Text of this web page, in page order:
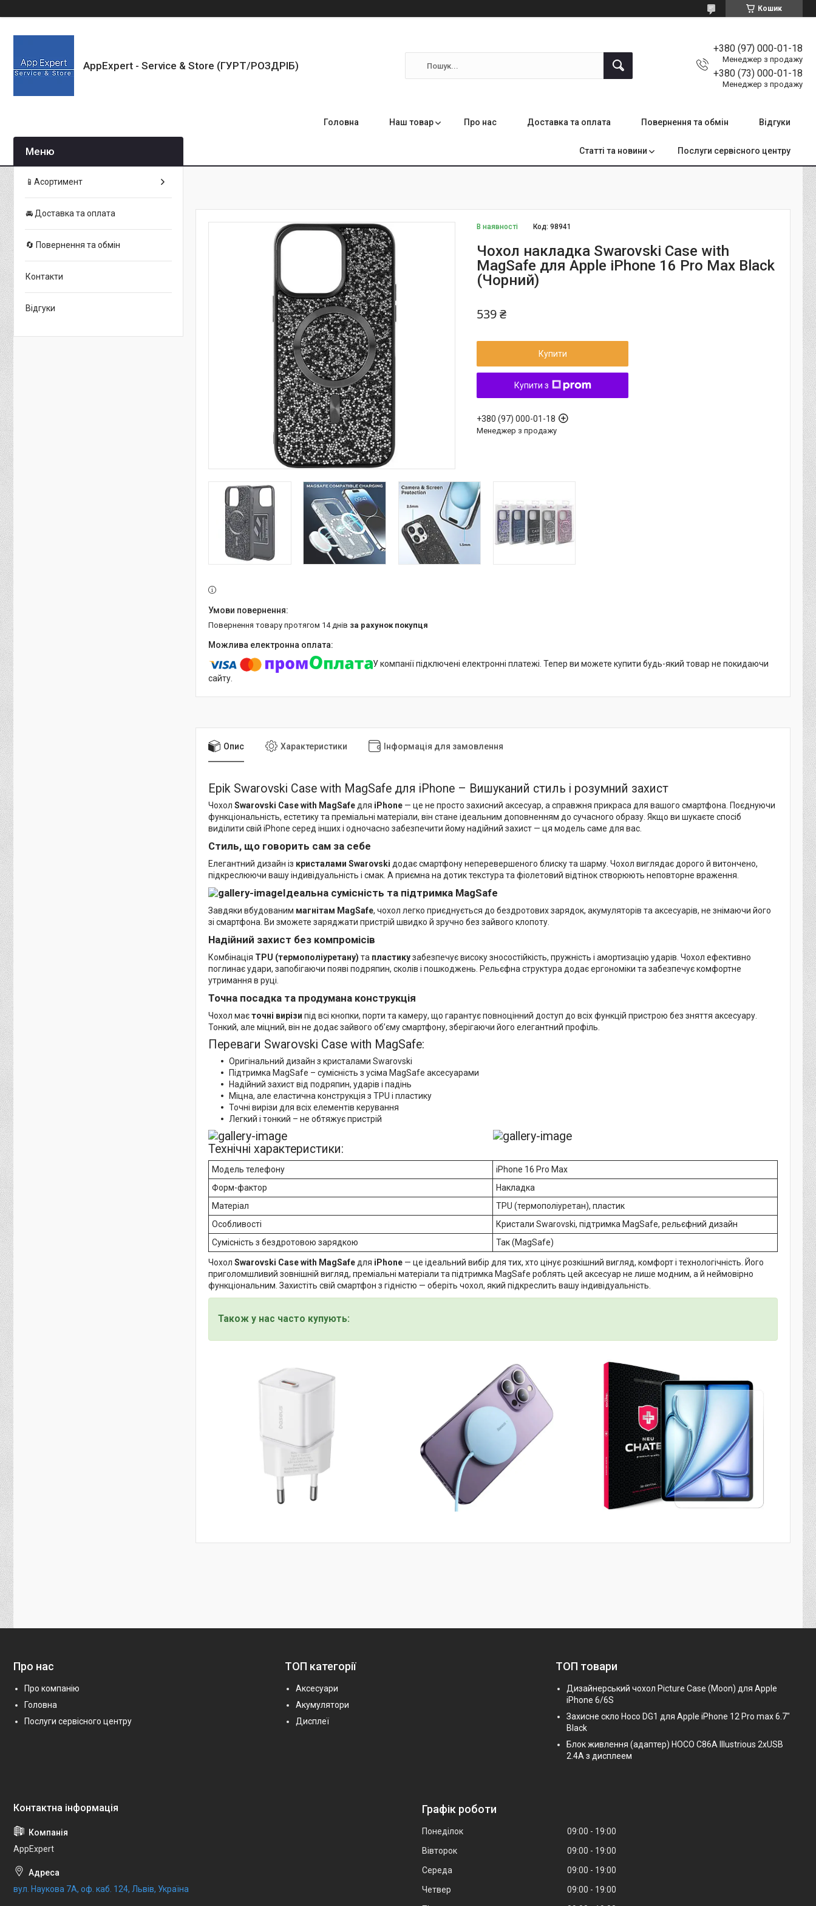
Кошик
AppExpert - Service & Store (ГУРТ/РОЗДРІБ)
+380 (97) 000-01-18
Менеджер з продажу
+380 (73) 000-01-18
Менеджер з продажу
Головна Наш товар Про нас Доставка та оплата Повернення та обмін Відгуки
Статті та новини Послуги сервісного центру
В наявності Код:98941
Чохол накладка Swarovski Case with
MagSafe для Apple iPhone 16 Pro Max Black
(Чорний)
539 ₴
Купити
Купити з
+380 (97) 000-01-18
Менеджер з продажу
повернення товару протягом 14 днів за рахунок покупця
У компанії підключені електронні платежі. Тепер ви можете купити будь-який товар не покидаючи
сайту.
Опис Характеристики Інформація для замовлення
Epik Swarovski Case with MagSafe для iPhone – Вишуканий стиль і розумний захист
Чохол Swarovski Case with MagSafe для iPhone — це не просто захисний аксесуар, а справжня прикраса для вашого смартфона. Поєднуючи
функціональність, естетику та преміальні матеріали, він стане ідеальним доповненням до сучасного образу. Якщо ви шукаєте спосіб
виділити свій iPhone серед інших і одночасно забезпечити йому надійний захист — ця модель саме для вас.
Стиль, що говорить сам за себе
Елегантний дизайн із кристалами Swarovski додає смартфону неперевершеного блиску та шарму. Чохол виглядає дорого й витончено,
підкреслюючи вашу індивідуальність і смак. А приємна на дотик текстура та фіолетовий відтінок створюють неповторне враження.
Ідеальна сумісність та підтримка MagSafe
Завдяки вбудованим магнітам MagSafe, чохол легко приєднується до бездротових зарядок, акумуляторів та аксесуарів, не знімаючи його
зі смартфона. Ви зможете заряджати пристрій швидко й зручно без зайвого клопоту.
Надійний захист без компромісів
Комбінація TPU (термополіуретану) та пластикузабезпечує високу зносостійкість, пружність і амортизацію ударів. Чохол ефективно
поглинає удари, запобігаючи появі подряпин, сколів і пошкоджень. Рельєфна структура додає ергономіки та забезпечує комфортне
утримання в руці.
Точна посадка та продумана конструкція
Чохол маєточні вирізи під всі кнопки, порти та камеру, що гарантує повноцінний доступ до всіх функцій пристрою без зняття аксесуару.
Тонкий, але міцний, він не додає зайвого об’єму смартфону, зберігаючи його елегантний профіль.
Переваги Swarovski Case with MagSafe:
Оригінальний дизайн з кристалами Swarovski
Підтримка MagSafe – сумісність з усіма MagSafe аксесуарами
Надійний захист від подряпин, ударів і падінь
Міцна, але еластична конструкція з TPU і пластику
Точні вирізи для всіх елементів керування
Легкий і тонкий – не обтяжує пристрій
Технічні характеристики:
Модель телефону
iPhone 16 Pro Max
Форм-фактор
Накладка
Матеріал
TPU (термополіуретан), пластик
Особливості
Кристали Swarovski, підтримка MagSafe, рельєфний дизайн
Сумісність з бездротовою зарядкою
Так (MagSafe)
Чохол Swarovski Case with MagSafe для iPhone — це ідеальний вибір для тих, хто цінує розкішний вигляд, комфорт і технологічність. Його
приголомшливий зовнішній вигляд, преміальні матеріали та підтримка MagSafe роблять цей аксесуар не лише модним, а й неймовірно
функціональним. Захистіть свій смартфон з гідністю — оберіть чохол, який підкреслить вашу індивідуальність.
Також у нас часто купують:
📱Асортимент
🚘 Доставка та оплата
🔄 Повернення та обмін
Контакти
Відгуки
Про нас
Про компанію
Головна
Послуги сервісного центру
ТОП категорії
Аксесуари
Акумулятори
Дисплеї
ТОП товари
Дизайнерський чохол Picture Case (Moon) для Apple
iPhone 6/6S
Захисне скло Hoco DG1 для Apple iPhone 12 Pro max 6.7"
Black
Блок живлення (адаптер) HOCO C86A Illustrious 2xUSB
2.4A з дисплеем
AppExpert
вул. Наукова 7А, оф. каб. 124, Львів, Україна
Графік роботи
Понеділок 09:00
19:00
Вівторок
09:00
19:00
Середа
09:00
19:00
Четвер
09:00
19:00